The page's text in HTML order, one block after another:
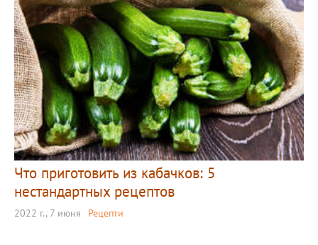
Что приготовить из кабачков: 5
нестандартных рецептов
2022 г., 7 июня Рецепти